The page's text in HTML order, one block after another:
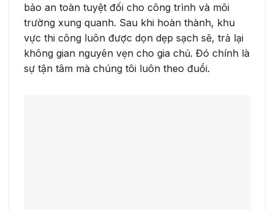
bảo an toàn tuyệt đối cho công trình và môi
trường xung quanh. Sau khi hoàn thành, khu
vực thi công luôn được dọn dẹp sạch sẽ, trả lại
không gian nguyên vẹn cho gia chủ. Đó chính là
sự tận tâm mà chúng tôi luôn theo đuổi.